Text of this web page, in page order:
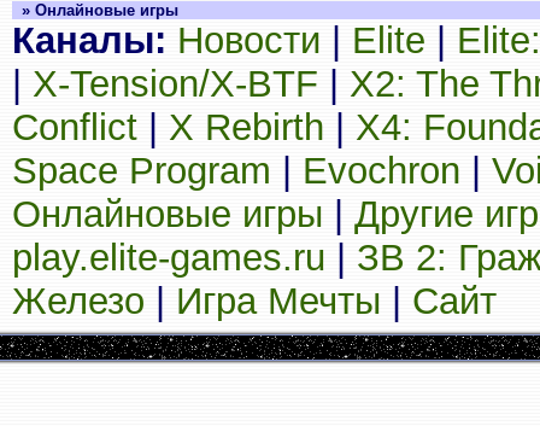
» Онлайновые игры
Каналы: Новости Elite
X-Tension/X-BTF
X2: The
Conflict
X Rebirth
X4:
Space Program
Evochron
Онлайновые игры
Другие
play.elite-games.ru
ЗВ 2:
Железо
Игра Мечты Сайт